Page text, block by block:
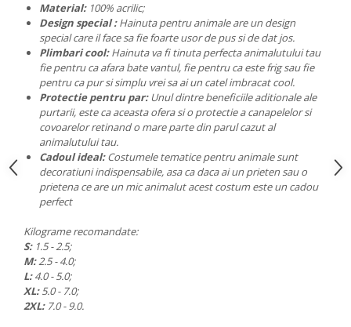
Material: 100% acrilic;
Design special :Hainuta pentru animale are un design
special care il face sa fie foarte usor de pus si de dat jos.
Plimbari cool:Hainuta va fi tinuta perfecta animalutului tau
fie pentru ca afara bate vantul, fie pentru ca este frig sau fie
pentru ca pur si simplu vrei sa ai un catel imbracat cool.
Protectie pentru par:Unul dintre beneficiile aditionale ale
purtarii, este ca aceasta ofera si o protectie a canapelelor si
covoarelor retinand o mare parte din parul cazut al
animalutului tau.
Cadoul ideal:Costumele tematice pentru animale sunt
decoratiuni indispensabile, asa ca daca ai un prieten sau o
prietena ce are un mic animalut acest costum este un cadou
perfect
Kilograme recomandate:
S:1.5 - 2.5;
M:2.5 - 4.0;
L:4.0 - 5.0;
XL:5.0 - 7.0;
2XL:7.0 - 9.0.